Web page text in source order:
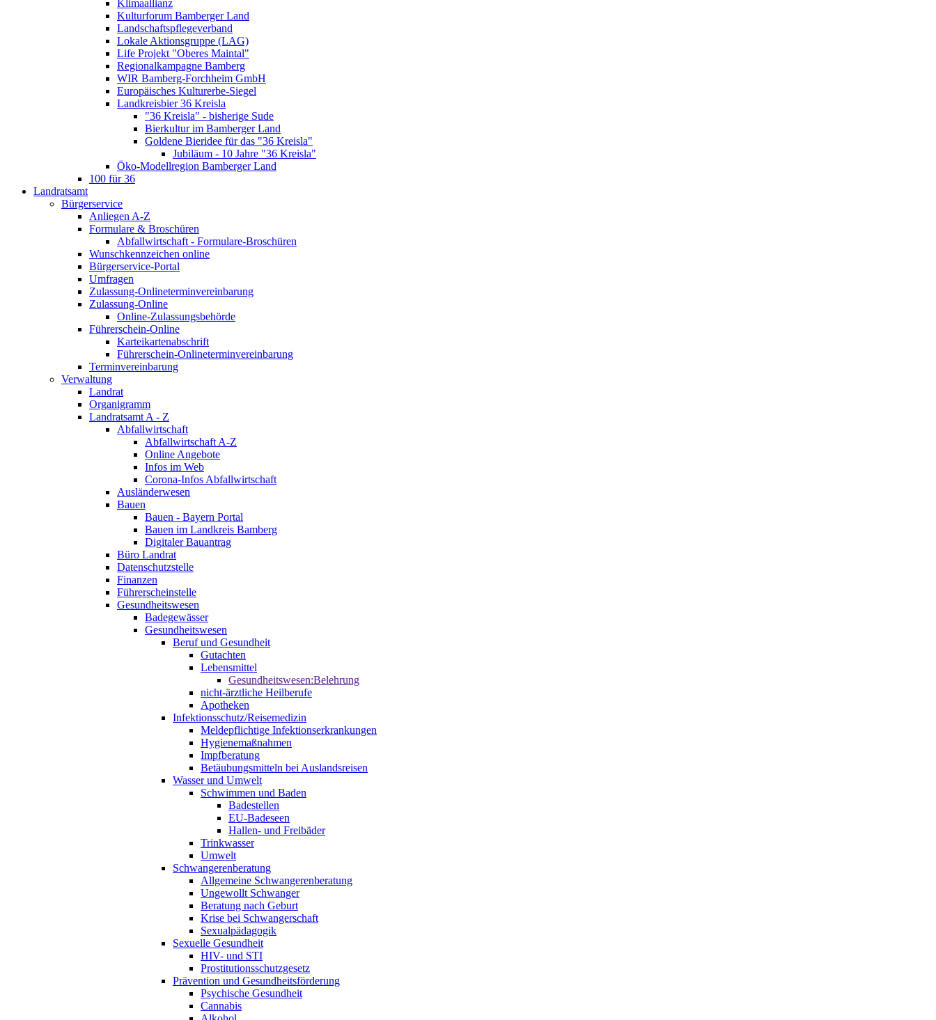
Klimaallianz
Kulturforum Bamberger Land
Landschaftspflegeverband
Lokale Aktionsgruppe (LAG)
Life Projekt "Oberes Maintal"
Regionalkampagne Bamberg
WIR Bamberg-Forchheim GmbH
Europäisches Kulturerbe-Siegel
Landkreisbier 36 Kreisla
"36 Kreisla" - bisherige Sude
Bierkultur im Bamberger Land
Goldene Bieridee für das "36 Kreisla"
Jubiläum - 10 Jahre "36 Kreisla"
Öko-Modellregion Bamberger Land
100 für 36
Landratsamt
Bürgerservice
Anliegen A-Z
Formulare & Broschüren
Abfallwirtschaft - Formulare-Broschüren
Wunschkennzeichen online
Bürgerservice-Portal
Umfragen
Zulassung-Onlineterminvereinbarung
Zulassung-Online
Online-Zulassungsbehörde
Führerschein-Online
Karteikartenabschrift
Führerschein-Onlineterminvereinbarung
Terminvereinbarung
Verwaltung
Landrat
Organigramm
Landratsamt A - Z
Abfallwirtschaft
Abfallwirtschaft A-Z
Online Angebote
Infos im Web
Corona-Infos Abfallwirtschaft
Ausländerwesen
Bauen
Bauen - Bayern Portal
Bauen im Landkreis Bamberg
Digitaler Bauantrag
Büro Landrat
Datenschutzstelle
Finanzen
Führerscheinstelle
Gesundheitswesen
Badegewässer
Gesundheitswesen
Beruf und Gesundheit
Gutachten
Lebensmittel
Gesundheitswesen:Belehrung
nicht-ärztliche Heilberufe
Apotheken
Infektionsschutz/Reisemedizin
Meldepflichtige Infektionserkrankungen
Hygienemaßnahmen
Impfberatung
Betäubungsmitteln bei Auslandsreisen
Wasser und Umwelt
Schwimmen und Baden
Badestellen
EU-Badeseen
Hallen- und Freibäder
Trinkwasser
Umwelt
Schwangerenberatung
Allgemeine Schwangerenberatung
Ungewollt Schwanger
Beratung nach Geburt
Krise bei Schwangerschaft
Sexualpädagogik
Sexuelle Gesundheit
HIV- und STI
Prostitutionsschutzgesetz
Prävention und Gesundheitsförderung
Psychische Gesundheit
Cannabis